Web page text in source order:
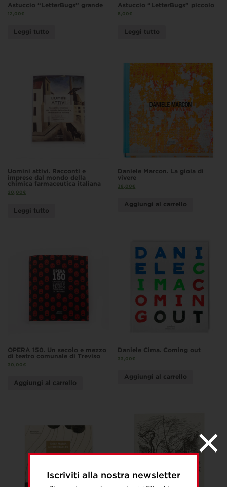
Iscriviti alla nostra newsletter
Astuccio “LetterBugs” grande
12,00€
Leggi tutto
Astuccio “LetterBugs” piccolo
8,00€
Leggi tutto
Uomini attivi. Racconti e
imprese dal mondo della
chimica farmaceutica italiana
20,00€
Leggi tutto
Daniele Marcon. La gioia di
vivere
38,00€
Aggiungi al carrello
OPERA 150. Un secolo e mezzo
di teatro comunale di Treviso
30,00€
Aggiungi al carrello
Daniele Cima. Coming out
33,00€
Aggiungi al carrello